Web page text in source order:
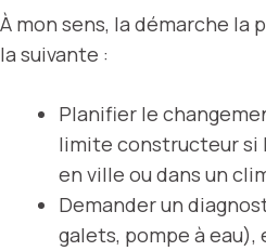
À mon sens, la démarche
la suivante :
Planifier le
limite constructeur si
en ville ou dans un
Demander un
galets, pompe à eau),